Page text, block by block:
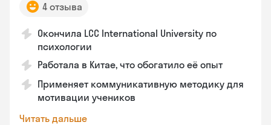
4 отзыва
Окончила LCC International University по
психологии
Работала в Китае, что обогатило её опыт
Применяет коммуникативную методику для
мотивации учеников
Читать дальше